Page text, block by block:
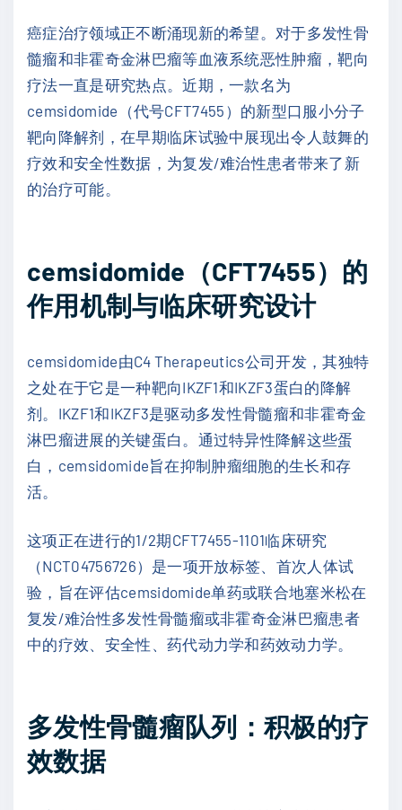
癌症治疗领域正不断涌现新的希望。对于多发性骨
髓瘤和非霍奇金淋巴瘤等血液系统恶性肿瘤，靶向
疗法一直是研究热点。近期，一款名为
cemsidomide（代号CFT7455）的新型口服小分子
靶向降解剂，在早期临床试验中展现出令人鼓舞的
疗效和安全性数据，为复发/难治性患者带来了新
的治疗可能。
cemsidomide（CFT7455）的
作用机制与临床研究设计
cemsidomide由C4 Therapeutics公司开发，其独特
之处在于它是一种靶向IKZF1和IKZF3蛋白的降解
剂。IKZF1和IKZF3是驱动多发性骨髓瘤和非霍奇金
淋巴瘤进展的关键蛋白。通过特异性降解这些蛋
白，cemsidomide旨在抑制肿瘤细胞的生长和存
活。
这项正在进行的1/2期CFT7455-1101临床研究
（NCT04756726）是一项开放标签、首次人体试
验，旨在评估cemsidomide单药或联合地塞米松在
复发/难治性多发性骨髓瘤或非霍奇金淋巴瘤患者
中的疗效、安全性、药代动力学和药效动力学。
多发性骨髓瘤队列：积极的疗
效数据